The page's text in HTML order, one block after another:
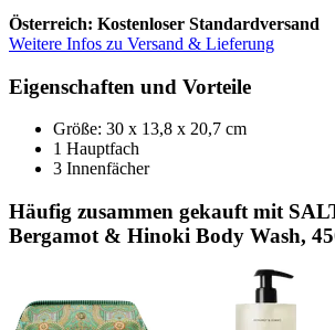
Österreich: Kostenloser Standardversand
Weitere Infos zu Versand & Lieferung
Eigenschaften und Vorteile
Größe: 30 x 13,8 x 20,7 cm
1 Hauptfach
3 Innenfächer
Häufig zusammen gekauft mit
Bergamot & Hinoki Body Wash,